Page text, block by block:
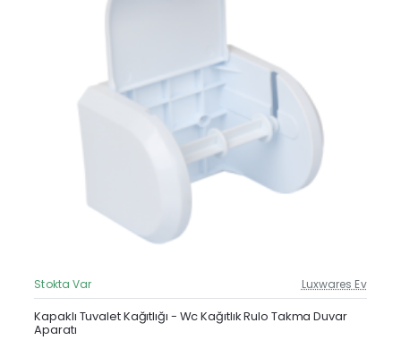
Güncel Fiyat
Yeni Ürün
Stokta Var Luxwares Ev
Kapaklı Tuvalet Kağıtlığı - Wc Kağıtlık Rulo Takma Duvar
Aparatı